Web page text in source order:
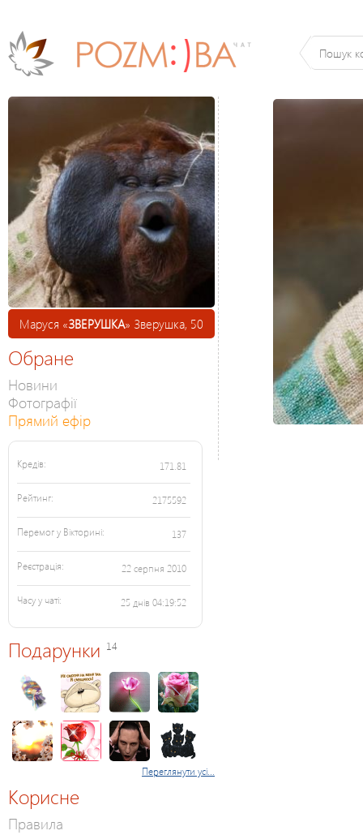
Маруся «ЗВЕРУШКА» Зверушка, 50
Обране
Новини
Фотографії
Прямий ефір
Кредів: 171.81
Рейтинг: 2175592
Перемог у Вікторині: 137
Реєстрація: 22 серпня 2010
Часу у чаті: 25 днів 04:19:52
Подарунки 14
Переглянути усі...
Корисне
Правила